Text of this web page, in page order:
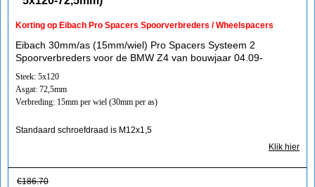
Korting op Eibach Pro Spacers Spoorverbreders / Wheelspacers
Eibach 30mm/as (15mm/wiel) Pro Spacers Systeem 2
Spoorverbreders voor de BMW Z4 van bouwjaar 04.09-
Steek: 5x120
Asgat: 72,5mm
Verbreding: 15mm per wiel (30mm per as)
Standaard schroefdraad is M12x1,5
Klik hier
€186.70